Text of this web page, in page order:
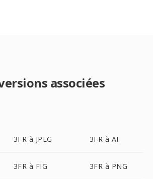
associées
3FR à JPEG 3FR à AI
3FR à FIG 3FR à PNG